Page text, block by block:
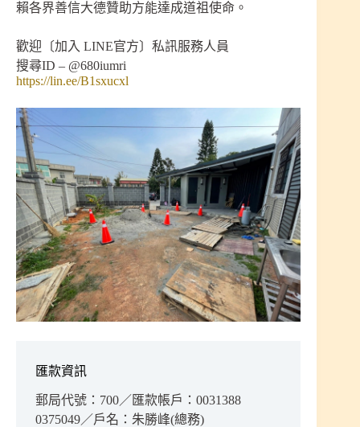
賴各界善信大德贊助方能達成道祖使命。
歡迎〔加入 LINE官方〕私訊服務人員
搜尋ID – @680iumri
https://lin.ee/B1sxucxl
匯款資訊
郵局代號：700／匯款帳戶：0031388
0375049／戶名：朱勝峰(總務)